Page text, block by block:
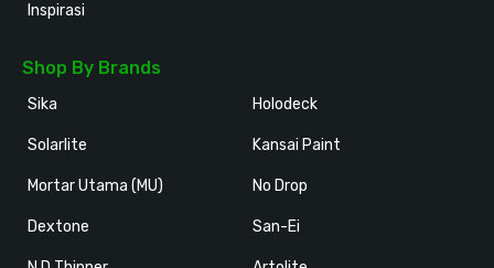
Inspirasi
Shop By Brands
Sika
Solarlite
Mortar Utama (MU)
Dextone
Holodeck
Kansai Paint
No Drop
San-Ei